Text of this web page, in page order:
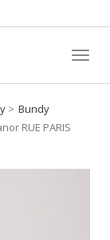
Bundy
RUE PARIS